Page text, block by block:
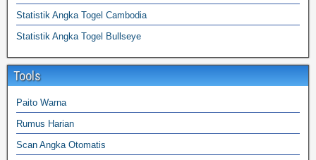
Statistik Angka Togel Cambodia
Statistik Angka Togel Bullseye
Tools
Paito Warna
Rumus Harian
Scan Angka Otomatis